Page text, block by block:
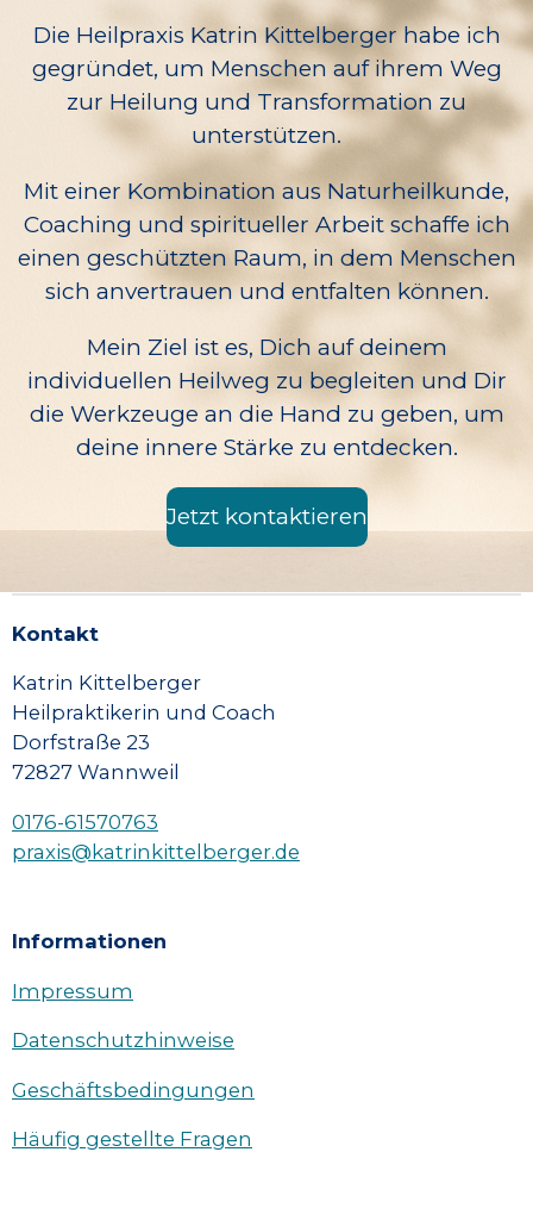
Die Heilpraxis Katrin Kittelberger habe ich
gegründet, um Menschen auf ihrem Weg
zur Heilung und Transformation zu
unterstützen.
Mit einer Kombination aus Naturheilkunde,
Coaching und spiritueller Arbeit schaffe ich
einen geschützten Raum, in dem Menschen
sich anvertrauen und entfalten können.
Mein Ziel ist es, Dich auf deinem
individuellen Heilweg zu begleiten und Dir
die Werkzeuge an die Hand zu geben, um
deine innere Stärke zu entdecken.
Jetzt kontaktieren
Kontakt
Katrin Kittelberger
Heilpraktikerin und Coach
Dorfstraße 23
72827 Wannweil
0176-61570763
praxis@katrinkittelberger.de
Informationen
Impressum
Datenschutzhinweise
Geschäftsbedingungen
Häufig gestellte Fragen